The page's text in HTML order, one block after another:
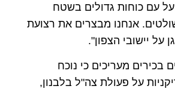
עם כוחות גדולים בשטח
אנחנו מבצרים את רצועת
על יישובי הצפון".
בכירים מעריכים כי נוכח
על פעולת צה"ל בלבנון,